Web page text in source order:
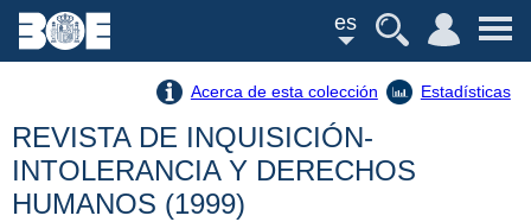
es
Acerca de esta colección Estadísticas
REVISTA DE INQUISICIÓN-
INTOLERANCIA Y DERECHOS
HUMANOS (1999)